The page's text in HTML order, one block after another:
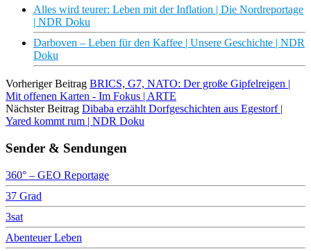
Alles wird teurer: Leben mit der Inflation | Die Nordreportage
| NDR Doku
Darboven – Leben für den Kaffee | Unsere Geschichte | NDR
Doku
Vorheriger Beitrag BRICS, G7, NATO: Der große Gipfelreigen |
Mit offenen Karten - Im Fokus | ARTE
Nächster Beitrag Dibaba erzählt Dorfgeschichten aus Egestorf |
Yared kommt rum | NDR Doku
Sender & Sendungen
360° – GEO Reportage
37 Grad
3sat
Abenteuer Leben